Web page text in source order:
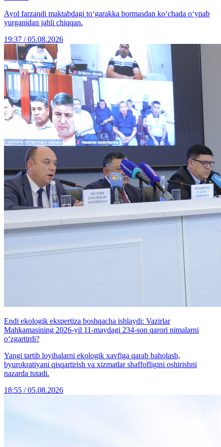
Ayol farzandi maktabdagi to‘garakka bormasdan ko‘chada o‘ynab
yurganidan jahli chiqqan.
19:37 / 05.08.2026
Endi ekologik ekspertiza boshqacha ishlaydi: Vazirlar
Mahkamasining 2026-yil 11-maydagi 234-son qarori nimalarni
o‘zgartirdi?
Yangi tartib loyihalarni ekologik xavfiga qarab baholash,
byurokratiyani qisqartirish va xizmatlar shaffofligini oshirishni
nazarda tutadi.
18:55 / 05.08.2026